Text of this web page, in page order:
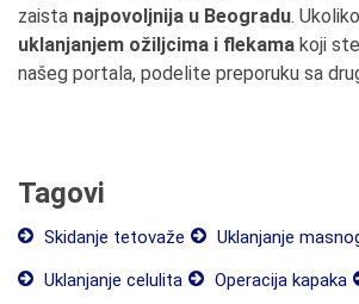
zaista najpovoljnija u Beogradu.
uklanjanjem ožiljcima i flekama koji
našeg portala, podelite preporuku sa
Tagovi
Skidanje tetovaže
Uklanjanje
Uklanjanje celulita
Operacija kapaka